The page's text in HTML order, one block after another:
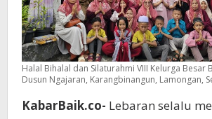
Halal Bihalal dan Silaturahmi VIII Kelurga Besar
Dusun Ngajaran, Karangbinangun, Lamongan,
KabarBaik.co- Lebaran selalu